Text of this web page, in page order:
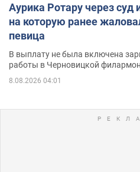
Аурика Ротару через
на которую ранее
певица
В выплату не была включена
работы в Черновицкой
8.08.2026 04:01